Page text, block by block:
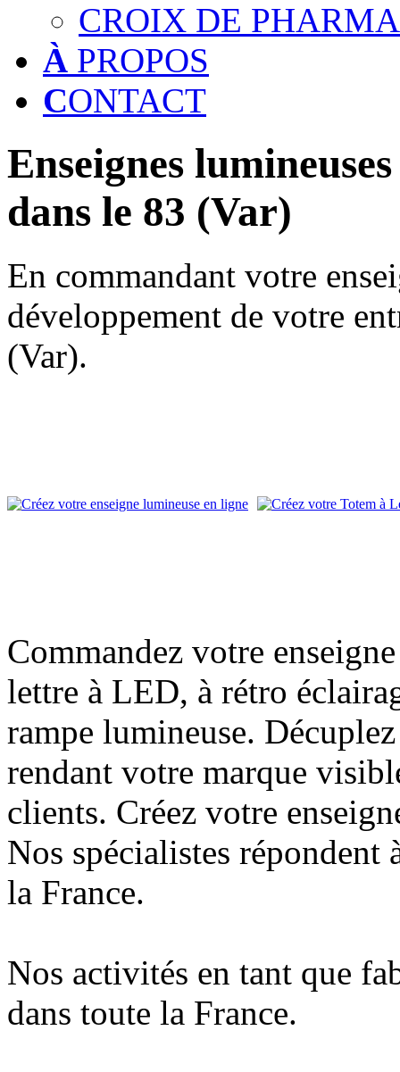
CROIX DE
À PROPOS
CONTACT
Enseignes
dans le 83 (Var)
En commandant votre
développement de votre
(Var).
Commandez votre
lettre à LED, à rétro
rampe lumineuse.
rendant votre marque
clients. Créez votre
Nos spécialistes répondent
la France.
Nos activités en tant que
dans toute la France.